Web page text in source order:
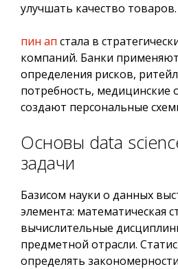
улучшать качество товаров.
пин ап стала в
компаний. Банки
определения рисков,
потребность, медицинские
создают персональные
Основы data
задачи
Базисом науки о данных
элемента: математическая
вычислительные
предметной отрасли.
определять